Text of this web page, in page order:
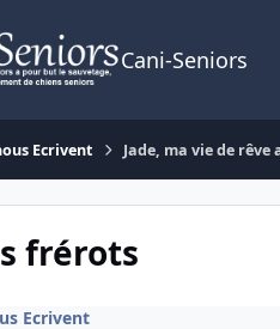
Cani-Seniors
Ecrivent Jade, ma vie de rêve
frérots
Ecrivent